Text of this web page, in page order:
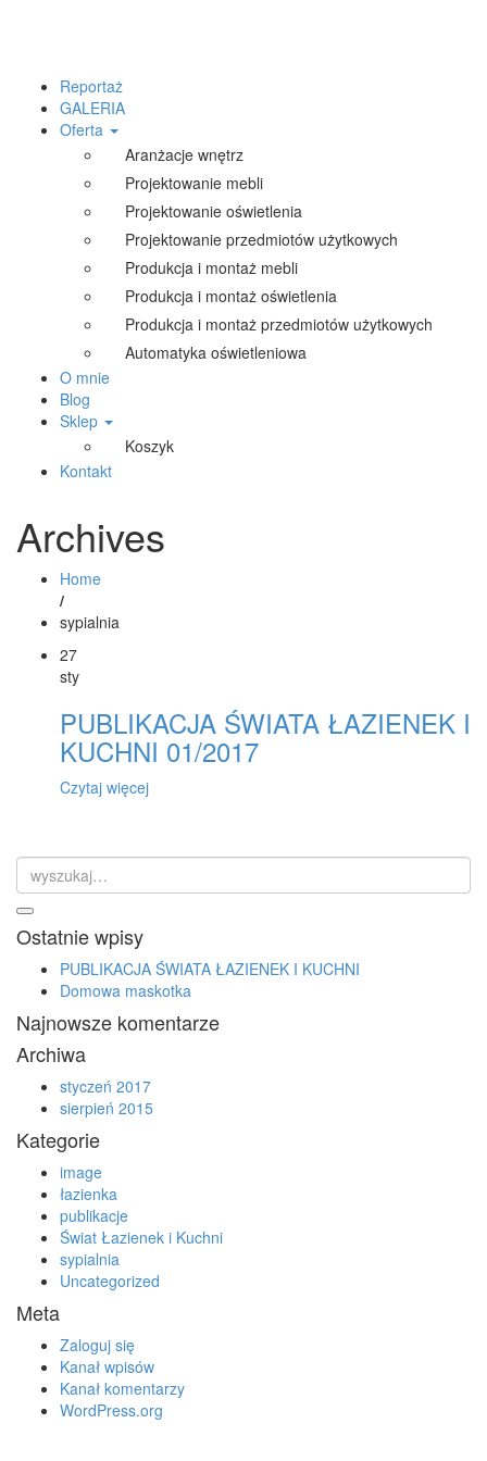
Reportaż
GALERIA
Oferta
Aranżacje wnętrz
Projektowanie mebli
Projektowanie oświetlenia
Projektowanie przedmiotów użytkowych
Produkcja i montaż mebli
Produkcja i montaż oświetlenia
Produkcja i montaż przedmiotów użytkowych
Automatyka oświetleniowa
O mnie
Blog
Sklep
Koszyk
Kontakt
Archives
Home
/
sypialnia
27
sty
PUBLIKACJA ŚWIATA ŁAZIENEK I
KUCHNI 01/2017
Czytaj więcej
Ostatnie wpisy
PUBLIKACJA ŚWIATA ŁAZIENEK I KUCHNI
Domowa maskotka
Najnowsze komentarze
Archiwa
styczeń 2017
sierpień 2015
Kategorie
image
łazienka
publikacje
Świat Łazienek i Kuchni
sypialnia
Uncategorized
Meta
Zaloguj się
Kanał wpisów
Kanał komentarzy
WordPress.org